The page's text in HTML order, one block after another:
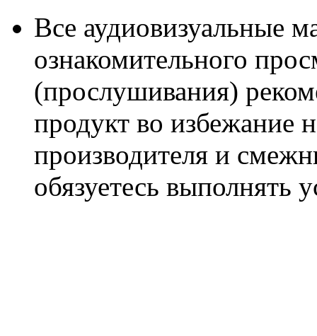
Все аудиовизуальные
ознакомительного
(прослушивания)
продукт во избежание
производителя и
обязуетесь выполнять